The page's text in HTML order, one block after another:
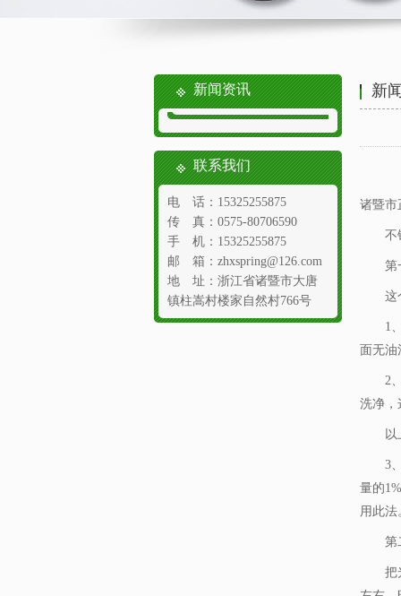
新闻资讯
联系我们
电 话：15325255875
传 真：0575-80706590
手 机：15325255875
邮 箱：zhxspring@126.com
地 址：浙江省诸暨市大唐
镇柱嵩村楼家自然村766号
新
诸暨市
不锈
第一
这个
1、
面无油
2、
洗净，
以上
3、
量的
用此法
第二
把光